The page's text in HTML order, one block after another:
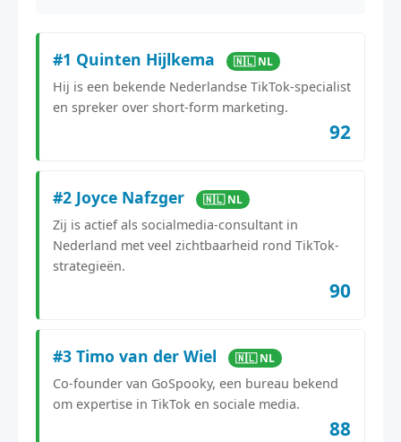
#1 Quinten Hijlkema 🇳🇱 NL
Hij is een bekende Nederlandse TikTok-specialist
en spreker over short-form marketing.
92
#2 Joyce Nafzger 🇳🇱 NL
Zij is actief als socialmedia-consultant in
Nederland met veel zichtbaarheid rond TikTok-
strategieën.
90
#3 Timo van der Wiel 🇳🇱 NL
Co-founder van GoSpooky, een bureau bekend
om expertise in TikTok en sociale media.
88